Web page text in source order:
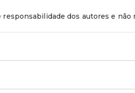
responsabilidade dos autores e